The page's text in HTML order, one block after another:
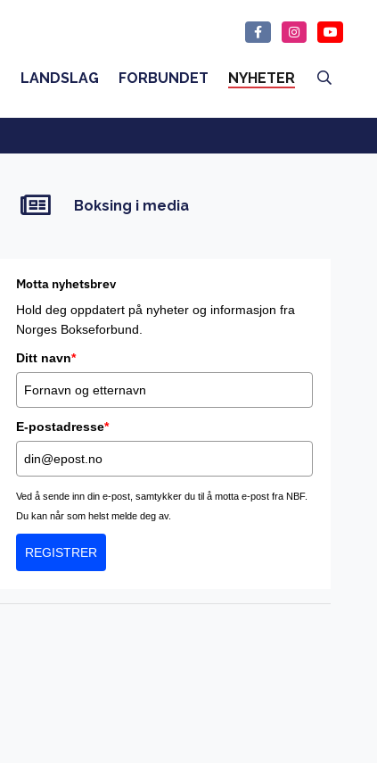
LANDSLAG FORBUNDET NYHETER
Boksing i media
Motta nyhetsbrev
Hold deg oppdatert på nyheter og informasjon fra
Norges Bokseforbund.
Ditt navn*
E-postadresse*
Ved å sende inn din e-post, samtykker du til å motta e-post fra NBF.
Du kan når som helst melde deg av.
REGISTRER